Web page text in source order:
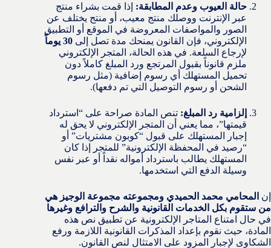
حالة العيوب وعدم المطابقة: إذا قمت بشراء منتج
عبر الإنترنت ووصلك منتج معيب، أو منتج يختلف عن
الصور والمواصفات المعروضة في الموقع أو التطبيق
الإلكتروني، فإن القانون يمنحك مدة تصل إلى 30 يوماً
لإرجاع السلعة. في هذه الحالة، المتجر الإلكتروني
ملزم قانوناً بقبول المرتجع ورد المبلغ كاملاً دون
تحميل المستهلك أي رسوم إضافية (مثل رسوم
الشحن أو رسوم التوصيل التي تم دفعها).
إلزامية رد المبلغ: تنص المادة صراحة على “استرداد
قيمتها”، مما يعني أن المتجر الإلكتروني لا يحق له
إجبار المستهلك على قبول “كوبون مشتريات” أو
“رصيد في المحفظة الإلكترونية” للمتجر إذا كان
المستهلك يطالب باسترداد أمواله نقداً أو عبر نفس
وسيلة الدفع التي استخدمها.
إن المحامي محمد الحميدي ومجموعته مجموعة الوجيز هي
من ستقوم بكل الخدمات القانونية والشرح والترافع وغيرها
في حال امتناع المتاجر الإلكترونية عن تطبيق نص هذه
المادة، حيث نقوم بإعداد المذكرات القانونية اللازمة ورفع
الشكاوى لإجبار المزود على الامتثال لنص القانون.